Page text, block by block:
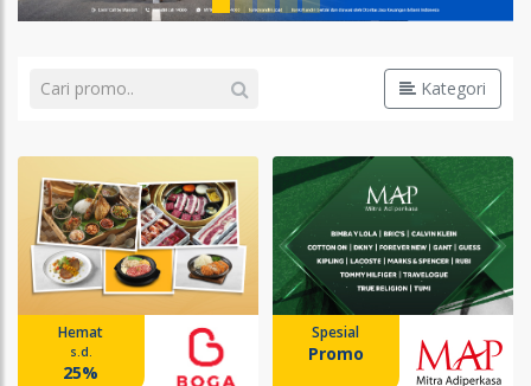
Kategori
Hemat
s.d.
25%
Spesial
Promo